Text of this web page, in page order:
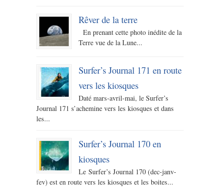
Rêver de la terre
En prenant cette photo inédite de la
Terre vue de la Lune...
Surfer’s Journal 171 en route
vers les kiosques
Daté mars-avril-mai, le Surfer’s
Journal 171 s’achemine vers les kiosques et dans
les...
Surfer’s Journal 170 en
kiosques
Le Surfer’s Journal 170 (dec-janv-
fev) est en route vers les kiosques et les boites...